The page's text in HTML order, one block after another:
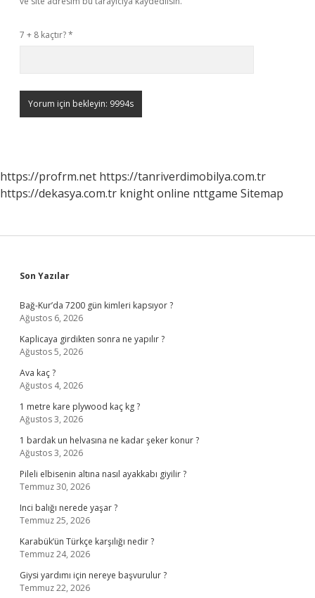
7 + 8 kaçtır?*
https://profrm.net https://tanriverdimobilya.com.tr
https://dekasya.com.tr knight online nttgame Sitemap
Sidebar
Son Yazılar
Bağ-Kur’da 7200 gün kimleri kapsıyor ?
Ağustos 6, 2026
Kaplicaya girdikten sonra ne yapılır ?
Ağustos 5, 2026
Ava kaç ?
Ağustos 4, 2026
1 metre kare plywood kaç kg ?
Ağustos 3, 2026
1 bardak un helvasına ne kadar şeker konur ?
Ağustos 3, 2026
Pileli elbisenin altına nasıl ayakkabı giyilir ?
Temmuz 30, 2026
Inci balığı nerede yaşar ?
Temmuz 25, 2026
Karabük’ün Türkçe karşılığı nedir ?
Temmuz 24, 2026
Giysi yardımı için nereye başvurulur ?
Temmuz 22, 2026